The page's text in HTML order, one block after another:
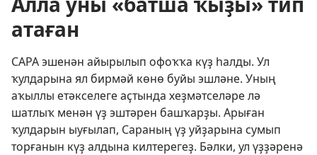
атаған
САРА эшенән айырылып офоҡҡа күҙ һалды. Ул
ҡулдарына ял бирмәй көнө буйы эшләне. Уның
аҡыллы етәкселеге аҫтында хеҙмәтселәре лә
шатлыҡ менән үҙ эштәрен башҡарҙы. Арыған
ҡулдарын ыуғылап, Сараның үҙ уйҙарына сумып
торғанын күҙ алдына килтерегеҙ. Бәлки, ул үҙҙәренә